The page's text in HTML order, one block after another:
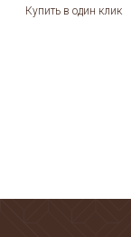
Купить в один клик